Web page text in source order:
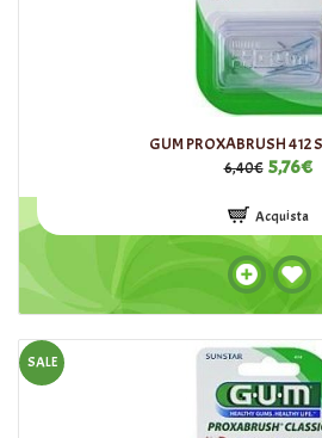
GUM PROXABRUSH 412
6,40€ 5,76€
Acquista
SALE